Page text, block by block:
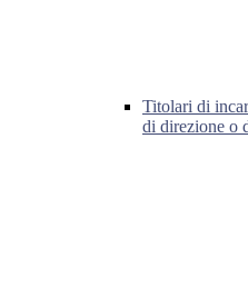
Titolari di
di direzione o